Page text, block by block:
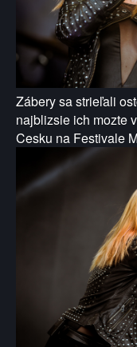
Zábery sa strieľali
najblizsie ich mozte
Cesku na Festivale